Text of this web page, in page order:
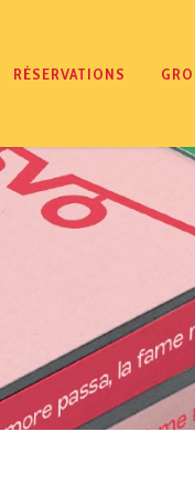
RÉSERVATIONS